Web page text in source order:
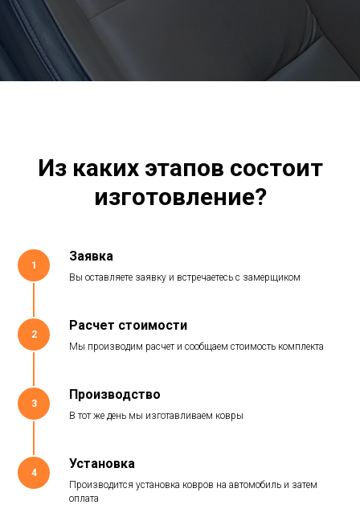
Из каких этапов состоит
изготовление?
1
Заявка
Вы оставляете заявку и встречаетесь с замерщиком
2
Расчет стоимости
Мы производим расчет и сообщаем стоимость комплекта
3
Производство
В тот же день мы изготавливаем ковры
4
Установка
Производится установка ковров на автомобиль и затем
оплата